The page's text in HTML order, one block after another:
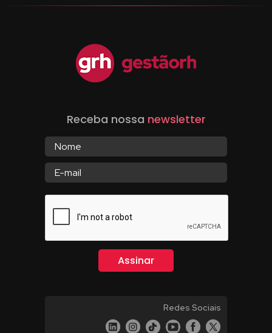
Receba nossa newsletter
Redes Sociais